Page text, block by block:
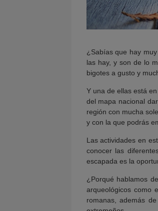
¿Sabías que hay
las hay, y son de lo
bigotes a gusto y
Y una de ellas está
del mapa nacional
región con mucha
y con la que podrás
Las actividades en
conocer las
escapada es la
¿Porqué hablamos
arqueológicos como
romanas, además